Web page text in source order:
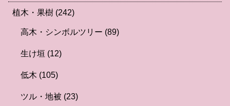
植木・果樹 (242)
高木・シンボルツリー (89)
生け垣 (12)
低木 (105)
ツル・地被 (23)